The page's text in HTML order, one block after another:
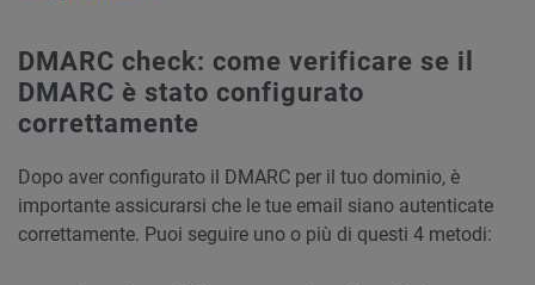
DMARC check: come verificare se il
DMARC è stato configurato
correttamente
Dopo aver configurato il DMARC per il tuo dominio, è
importante assicurarsi che le tue email siano autenticate
correttamente. Puoi seguire uno o più di questi 4 metodi: